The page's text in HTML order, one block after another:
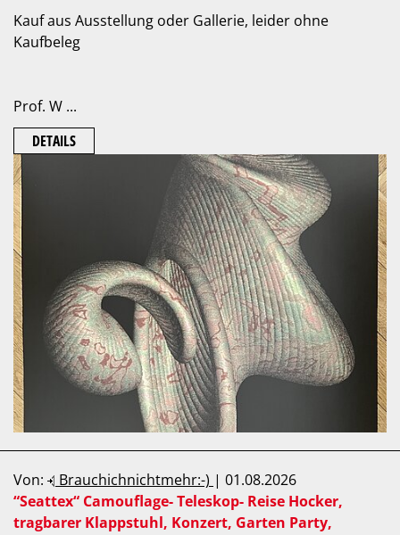
Kauf aus Ausstellung oder Gallerie, leider ohne
Kaufbeleg
Prof. W ...
DETAILS
Von: Brauchichnichtmehr:-) | 01.08.2026
“Seattex“ Camouflage- Teleskop- Reise Hocker,
tragbarer Klappstuhl, Konzert, Garten Party,